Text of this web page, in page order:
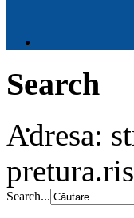
Search
Adresa:
Search...